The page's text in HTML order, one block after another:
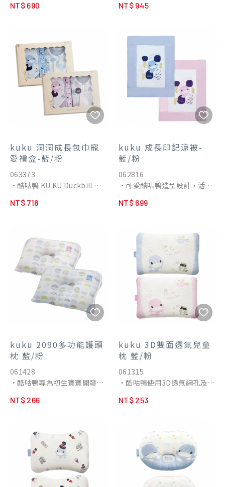
幼童如廁更安心
成人馬桶，一桶陪伴成長期
•安全防滑設計，搭配穩固座
面與人體工學曲線，讓幼童坐
得穩、踩得穩
•快拆快裝結構，配件皆可輕
鬆拆卸，清洗便利，有效降低
異味與細菌滋生風險
•好收好搬不佔空間，方便收
也能輕鬆擺放
NT$ 690
隨成長多階段變化，從跨坐式
養成如廁好習慣，長大後還可
當洗漱腳踏座，舒適安全，幫
助寶寶自信成長！
NT$ 945
kuku 洞洞成長包巾寵
愛禮盒-藍/粉
063373
•酷咕鴨 KU.KU Duckbill 為
睡袍、超好眠包巾商品。
子宮熟悉的安全感，天天安心
睡過夜，舒適好眠到天亮。
•伴隨寶寶成長腳步一一解鎖
襁褓包巾、防踢睡袋、安睡背
心等階段性多功能用途；
100%純棉、精緻多款的花色
兼顧環保與時尚，精心呵護著
每一位寶貝，讓父母能放鬆快
NT$ 718
kuku 成長印記涼被-
藍/粉
062816
•可愛酷咕鴨造型設計，活潑
•透氣、柔軟、舒適，色彩柔
NT$ 699
kuku 2090多功能護頭
枕 藍/粉
061428
•酷咕鴨專為初生寶寶開發的
完美支撐寶寶頭部，避免頭型
功能模式可滿足不同的成長階
•凹槽設計─中空槽可支撐並
固定寶寶逐漸增長的頭部、釋
放壓力，塑造美型頭型。
NT$ 266
kuku 3D雙面透氣兒童
枕 藍/粉
061315
•酷咕鴨使用3D透氣網孔及美
徹底告別悶熱天氣享睡一年四
•純棉柔軟酷咕鴨堅持100%
純棉表布，觸感親膚柔軟，吸
汗且透氣，寶寶倍感舒適好入
•透氣舒適正面精選吸濕純棉
NT$ 253